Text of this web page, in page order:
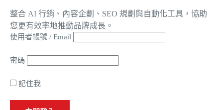
整合 AI 行銷、內容企劃、SEO 規劃與自動化工具，協助
您更有效率地推動品牌成長。
使用者帳號 / Email
密碼
記住我